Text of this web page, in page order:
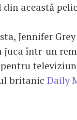
această
Jennifer
juca într-un
britanic Daily